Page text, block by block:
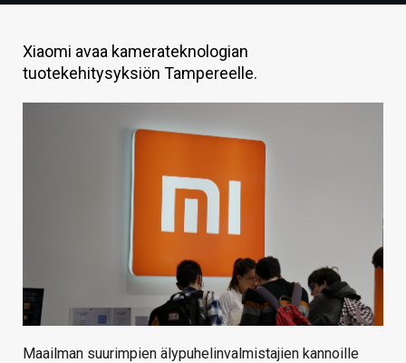
HINTA.FI
Xiaomi avaa kamerateknologian
tuotekehitysyksiön Tampereelle.
Maailman suurimpien älypuhelinvalmistajien kannoille